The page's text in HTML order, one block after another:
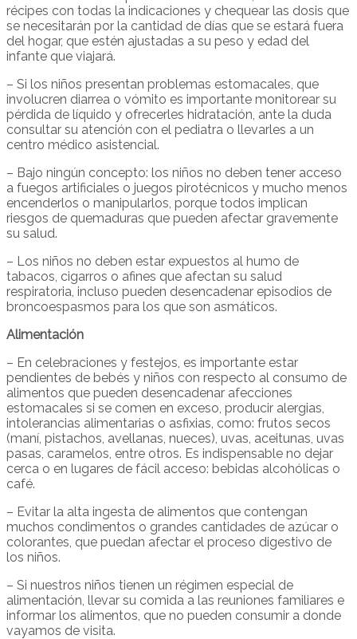
récipes con todas la indicaciones y chequear las dosis que
se necesitarán por la cantidad de días que se estará fuera
del hogar, que estén ajustadas a su peso y edad del
infante que viajará.
– Si los niños presentan problemas estomacales, que
involucren diarrea o vómito es importante monitorear su
pérdida de líquido y ofrecerles hidratación, ante la duda
consultar su atención con el pediatra o llevarles a un
centro médico asistencial.
– Bajo ningún concepto: los niños no deben tener acceso
a fuegos artificiales o juegos pirotécnicos y mucho menos
encenderlos o manipularlos, porque todos implican
riesgos de quemaduras que pueden afectar gravemente
su salud.
– Los niños no deben estar expuestos al humo de
tabacos, cigarros o afines que afectan su salud
respiratoria, incluso pueden desencadenar episodios de
broncoespasmos para los que son asmáticos.
Alimentación
– En celebraciones y festejos, es importante estar
pendientes de bebés y niños con respecto al consumo de
alimentos que pueden desencadenar afecciones
estomacales si se comen en exceso, producir alergias,
intolerancias alimentarias o asfixias, como: frutos secos
(maní, pistachos, avellanas, nueces), uvas, aceitunas, uvas
pasas, caramelos, entre otros. Es indispensable no dejar
cerca o en lugares de fácil acceso: bebidas alcohólicas o
café.
– Evitar la alta ingesta de alimentos que contengan
muchos condimentos o grandes cantidades de azúcar o
colorantes, que puedan afectar el proceso digestivo de
los niños.
– Si nuestros niños tienen un régimen especial de
alimentación, llevar su comida a las reuniones familiares e
informar los alimentos, que no pueden consumir a donde
vayamos de visita.